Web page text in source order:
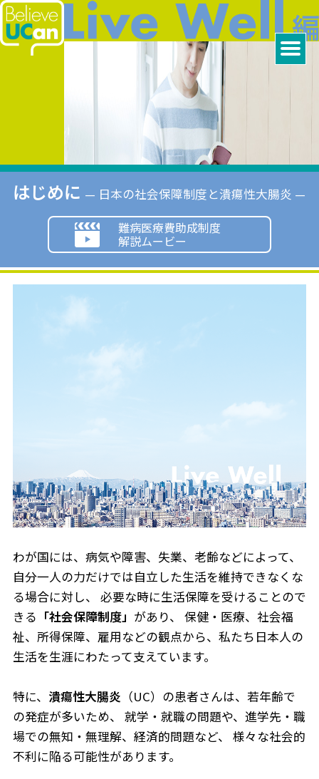
はじめに — 日本の社会保障制度と潰瘍性大腸炎 —
難病医療費助成制度
解説ムービー
わが国には、病気や障害、失業、老齢などによって、
自分一人の力だけでは自立した生活を維持できなくな
る場合に対し、 必要な時に生活保障を受けることので
きる 「社会保障制度」 があり、 保健・医療、社会福
祉、所得保障、雇用などの観点から、 私たち日本人の
生活を生涯にわたって支えています。
特に、 潰瘍性大腸炎 （UC）の患者さんは、若年齢で
の発症が多いため、
就学・就職の問題や、進学先・職
場での無知・無理解、経済的問題など、 様々な社会的
不利に陥る可能性があります。